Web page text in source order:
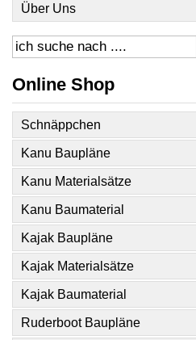
Über Uns
Online Shop
Schnäppchen
Kanu Baupläne
Kanu Materialsätze
Kanu Baumaterial
Kajak Baupläne
Kajak Materialsätze
Kajak Baumaterial
Ruderboot Baupläne